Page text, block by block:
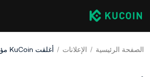
الصفحة الرئيسية الإعلانات